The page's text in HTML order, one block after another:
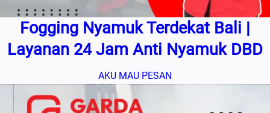
Fogging Nyamuk Terdekat Bali |
Layanan 24 Jam Anti Nyamuk DBD
AKU MAU PESAN